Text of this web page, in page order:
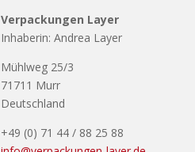
Verpackungen Layer
Inhaberin: Andrea Layer
Mühlweg 25/3
71711 Murr
Deutschland
+49 (0) 71 44 / 88 25 88